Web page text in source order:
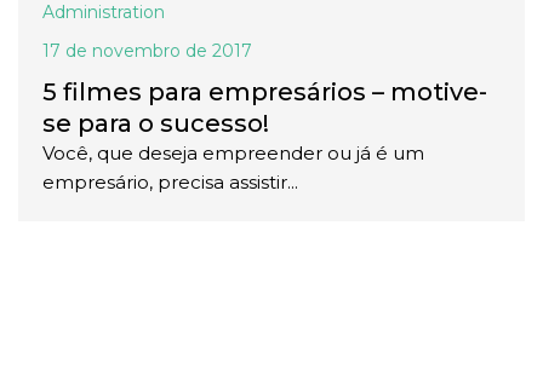
Administration
17 de novembro de 2017
5 filmes para empresários – motive-
se para o sucesso!
Você, que deseja empreender ou já é um
empresário, precisa assistir...